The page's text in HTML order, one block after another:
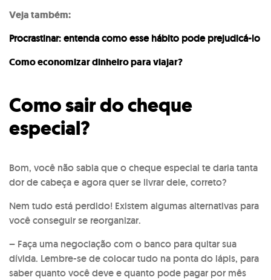
Veja também:
Procrastinar: entenda como esse hábito pode prejudicá-lo
Como economizar dinheiro para viajar?
Como sair do cheque
especial?
Bom, você não sabia que o cheque especial te daria tanta
dor de cabeça e agora quer se livrar dele, correto?
Nem tudo está perdido! Existem algumas alternativas para
você conseguir se reorganizar.
– Faça uma negociação com o banco para quitar sua
dívida. Lembre-se de colocar tudo na ponta do lápis, para
saber quanto você deve e quanto pode pagar por mês